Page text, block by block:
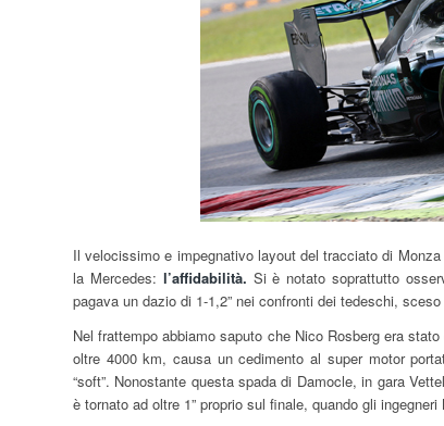
Il velocissimo e impegnativo layout del tracciato di
la Mercedes: l’affidabilità. Si è notato soprattutto
pagava un dazio di 1-1,2” nei confronti dei tedeschi,
Nel frattempo abbiamo saputo che Nico Rosberg era
oltre 4000 km, causa un cedimento al super motor
“soft”. Nonostante questa spada di Damocle, in gara
è tornato ad oltre 1” proprio sul finale, quando gli